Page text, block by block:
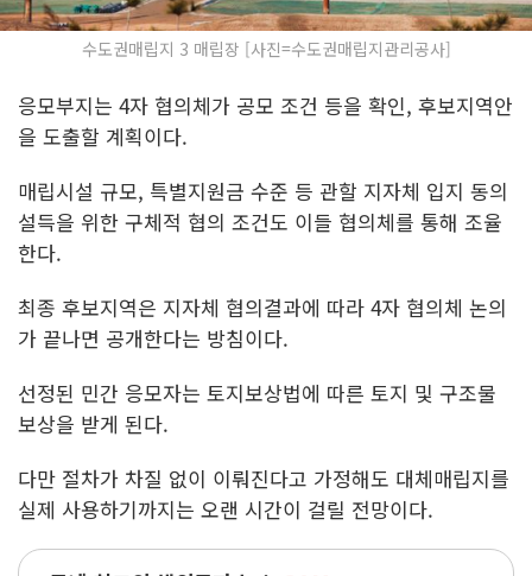
수도권매립지 3 매립장 [사진=수도권매립지관리공사]
응모부지는 4자 협의체가 공모 조건 등을 확인, 후보지역안
을 도출할 계획이다.
매립시설 규모, 특별지원금 수준 등 관할 지자체 입지 동의
설득을 위한 구체적 협의 조건도 이들 협의체를 통해 조율
한다.
최종 후보지역은 지자체 협의결과에 따라 4자 협의체 논의
가 끝나면 공개한다는 방침이다.
선정된 민간 응모자는 토지보상법에 따른 토지 및 구조물
보상을 받게 된다.
다만 절차가 차질 없이 이뤄진다고 가정해도 대체매립지를
실제 사용하기까지는 오랜 시간이 걸릴 전망이다.